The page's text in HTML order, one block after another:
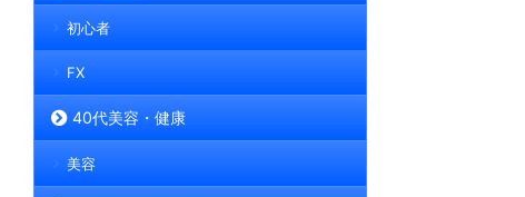
初心者
FX
40代美容・健康
美容